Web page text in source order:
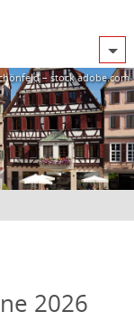
– stock.adobe.com
2026